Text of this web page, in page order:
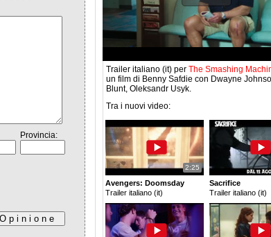
Provincia:
Trailer italiano (it) per The Smashing
un film di Benny Safdie con Dwayne
Blunt, Oleksandr Usyk.
Tra i nuovi video:
2:25
Avengers: Doomsday
Trailer italiano (it)
Sacrifice
Trailer italiano (it)